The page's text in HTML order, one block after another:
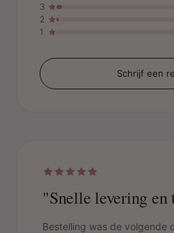
3
2
1
Schrijf een
"Snelle levering en
Bestelling was de volgende